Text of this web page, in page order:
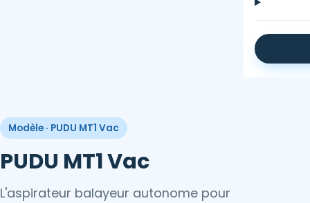
Modèle · PUDU MT1 Vac
PUDU MT1 Vac
L'aspirateur balayeur autonome pour